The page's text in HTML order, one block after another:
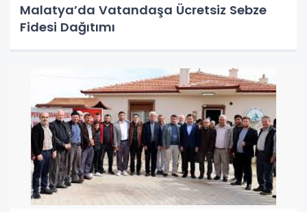
Malatya’da Vatandaşa Ücretsiz Sebze
Fidesi Dağıtımı